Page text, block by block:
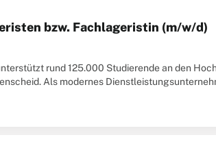
bzw. Fachlageristin (m/w/d)
rund 125.000 Studierende an den
Als modernes